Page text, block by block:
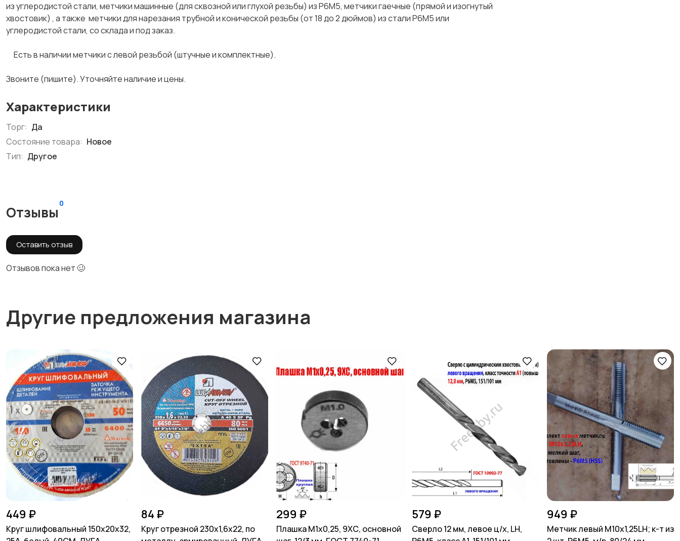
из углеродистой стали, метчики машинные (для сквозной или глухой резьбы) из Р6М5, метчики гаечные (прямой и изогнутый
хвостовик) , а также метчики для нарезания трубной и конической резьбы (от 18 до 2 дюймов) из стали Р6М5 или
углеродистой стали, со склада и под заказ.
Есть в наличии метчики с левой резьбой (штучные и комплектные).
Звоните (пишите). Уточняйте наличие и цены.
Характеристики
Торг: Да
Состояние товара: Новое
Тип: Другое
Отзывы
0
Оставить отзыв
Отзывов пока нет 🥴
Другие предложения магазина
449 ₽
Круг шлифовальный 150х20х32,
84 ₽
Круг отрезной 230х1,6х22, по
299 ₽
Плашка М1х0,25, 9ХС, основной
579 ₽
Сверло 12 мм, левое ц/х, LH,
949 ₽
Метчик левый М10х1,25LH; к-т из